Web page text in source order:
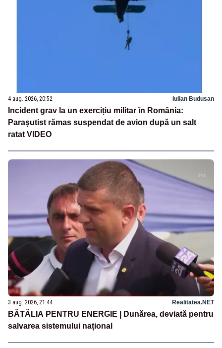
4 aug. 2026, 20:52 Iulian Budusan
Incident grav la un exercițiu militar în România:
Parașutist rămas suspendat de avion după un salt
ratat VIDEO
3 aug. 2026, 21:44 Realitatea.NET
BĂTĂLIA PENTRU ENERGIE | Dunărea, deviată pentru
salvarea sistemului național